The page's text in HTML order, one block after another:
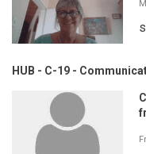
HUB - C-19 -